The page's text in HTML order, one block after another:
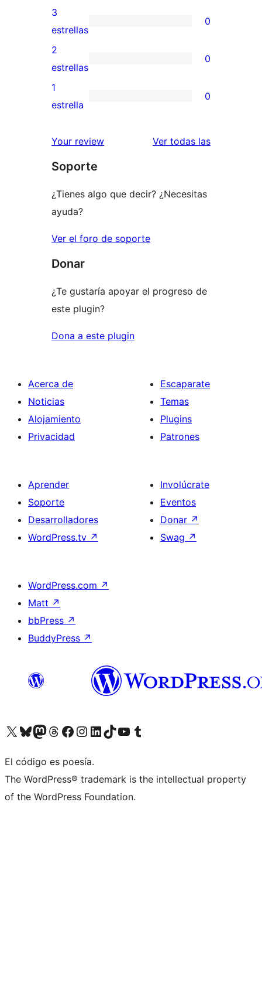
5
estrellas
valoraciones
de
4
estrellas
0
valoraciones
de
3
estrellas
3
estrellas
0
0
valoraciones
de
estrellas
2
estrellas
0
0
de
estrellas
1
estrella
0
Your review Ver todas las
Soporte
¿Tienes algo que decir? ¿Necesitas
ayuda?
Ver el foro de soporte
Donar
¿Te gustaría apoyar el progreso de
este plugin?
Dona a este plugin
Acerca de
Noticias
Alojamiento
Privacidad
Escaparate
Temas
Plugins
Patrones
Aprender
Soporte
Desarrolladores
WordPress.tv ↗
Involúcrate
Eventos
Donar ↗
Swag ↗
WordPress.com ↗
Matt ↗
bbPress ↗
BuddyPress ↗
Visita nuestra cuenta de X (anteriormente Twitter)
Visita nuestra cuenta de Bluesky
Visita nuestra cuenta de Mastodon
Visita nuestra cuenta de Threads
Visita nuestra página de Facebook
Visita nuestra cuenta de Instagram
Visita nuestra cuenta de LinkedIn
Visita nuestra cuenta de TikTok
Visita nuestro canal de YouTube
Visita nuestra cuenta de Tumblr
El código es poesía.
The WordPress® trademark is the intellectual property
of the WordPress Foundation.